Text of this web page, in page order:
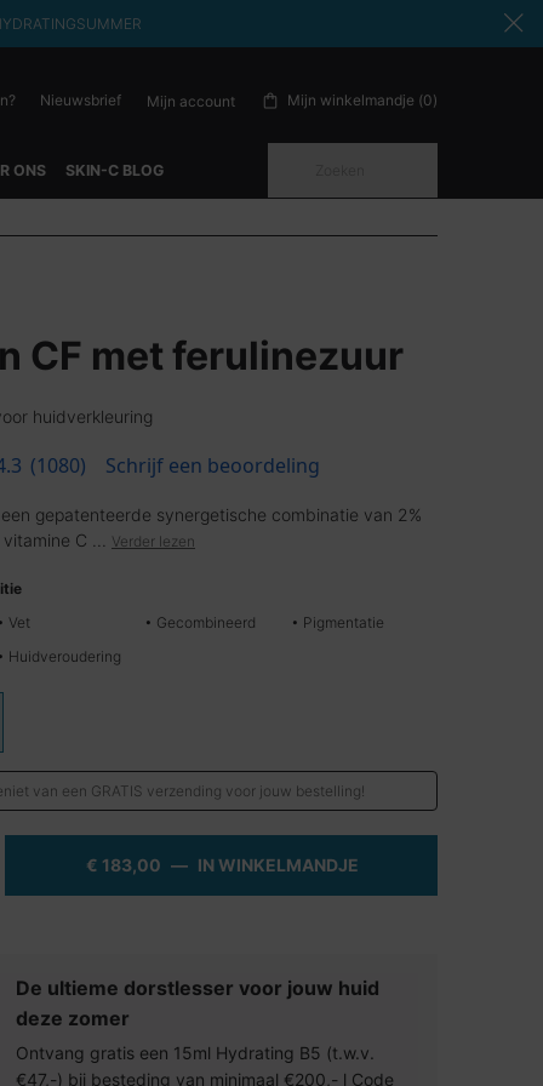
Nieuwsbrief Mijn account Mijn winkelmandje 0
0 product in winkelwagen
ONS SKIN-C BLOG
CF met ferulinezuur
huidverkleuring
(1080) Schrijf een beoordeling
gepatenteerde synergetische combinatie van 2%
C ...
Verder lezen
• Vet • Gecombineerd
• Pigmentatie
• Huidveroudering
van een GRATIS verzending voor jouw bestelling!
€ 183,00 ― IN WINKELMANDJE
De ultieme dorstlesser voor jouw huid
deze zomer
Ontvang gratis een 15ml Hydrating B5 (t.w.v.
€47,-) bij besteding van minimaal €200,- l Code